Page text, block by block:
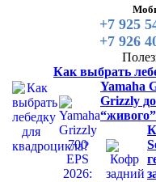
+7 925
+7 926
Как выбрать
Yamaha
Grizzly